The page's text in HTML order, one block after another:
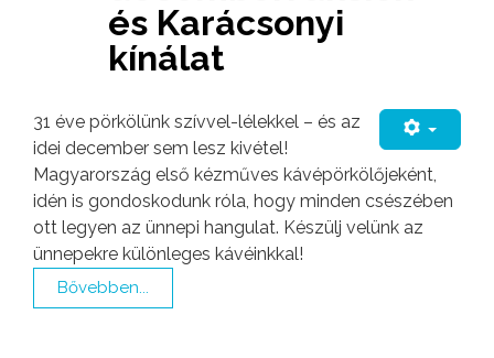
és Karácsonyi
kínálat
31 éve pörkölünk szívvel-lélekkel – és az
idei december sem lesz kivétel!
Magyarország első kézműves kávépörkölőjeként,
idén is gondoskodunk róla, hogy minden csészében
ott legyen az ünnepi hangulat. Készülj velünk az
ünnepekre különleges kávéinkkal!
Bővebben...